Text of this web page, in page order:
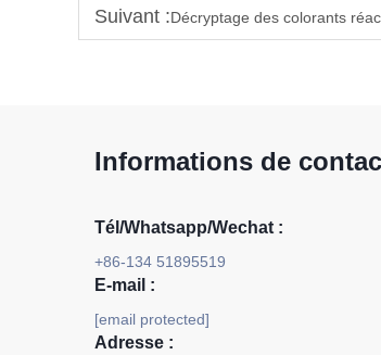
Suivant :Décryptage des colorants
Informations de
Tél/Whatsapp/Wechat :
+86-134 51895519
E-mail :
[email protected]
Adresse :